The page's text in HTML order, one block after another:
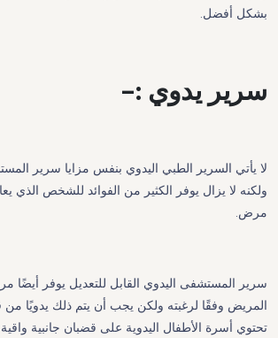
بشكل أفضل.
سرير يدوي :-
لا يأتي السرير الطبي اليدوي بنفس مزايا سرير
ولكنه لا يزال يوفر الكثير من الفوائد للشخص الذي
مرض.
سرير المستشفى اليدوي القابل للتعديل يوفر أيضًا
المريض وفقًا لرغبته ولكن يجب أن يتم ذلك يدويًا من
تحتوي أسرة الأطفال اليدوية على قضبان جانبية